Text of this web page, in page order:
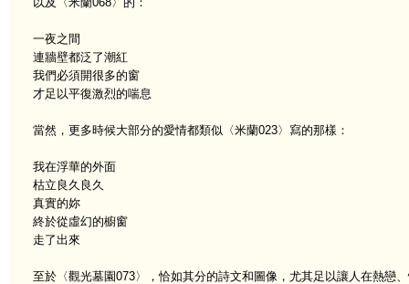
一夜之間
連牆壁都泛了潮紅
我們必須開很多的窗
才足以平復激烈的喘息
當然，更多時候大部分的愛情都類似〈米蘭023〉寫的那樣：
我在浮華的外面
枯立良久良久
真實的妳
終於從虛幻的櫥窗
走了出來
至於〈觀光墓園073〉，恰如其分的詩文和圖像，尤其足以讓人在熱戀